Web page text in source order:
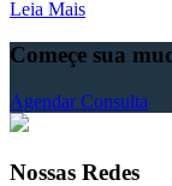
Leia Mais
Começe sua
Agendar Consulta
Nossas Redes